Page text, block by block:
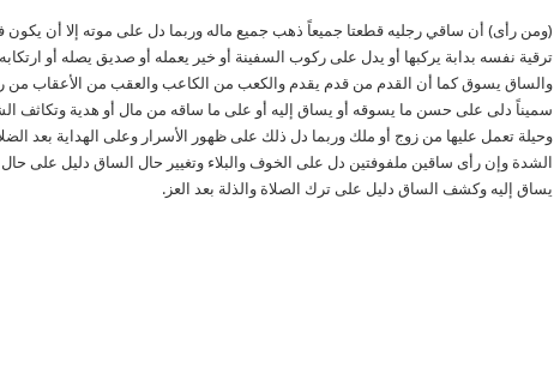
(ومن رأى) أن ساقي رجليه قطعتا جميعاً ذهب جميع ماله وربما دل على موته إلا أن يكون
ترقية نفسه بدابة يركبها أو يدل على ركوب السفينة أو خير يعمله أو صديق يصله أو
والساق يسوق كما أن القدم من قدم يقدم والكعب من الكاعب والعقب من الأعقاب من
سميناً دلى على حسن ما يسوقه أو يساق إليه أو على ما ساقه من مال أو هدية وتكاثف
وحيلة تعمل عليها من زوج أو ملك وربما دل ذلك على ظهور الأسرار وعلى الهداية بعد
الشدة وإن رأى ساقين ملفوفتين دل على الخوف والبلاء وتغيير حال الساق دليل على
يساق إليه وكشف الساق دليل على ترك الصلاة والذلة بعد العز.